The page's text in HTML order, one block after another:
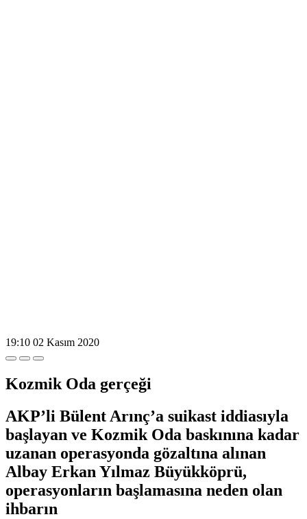
19:10 02 Kasım 2020
Kozmik Oda gerçeği
AKP’li Bülent Arınç’a suikast iddiasıyla
başlayan ve Kozmik Oda baskınına kadar
uzanan operasyonda gözaltına alınan
Albay Erkan Yılmaz Büyükköprü,
operasyonların başlamasına neden olan
ihbarın